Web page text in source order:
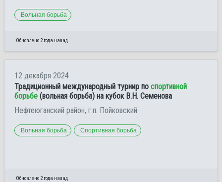
Вольная борьба
Обновлено 2 года назад
12 декабря 2024
Традиционный международный турнир по спортивной
борьбе (вольная борьба) на кубок В.Н. Семенова
Нефтеюганский район, г.п. Пойковский
Вольная борьба Спортивная борьба
Обновлено 2 года назад